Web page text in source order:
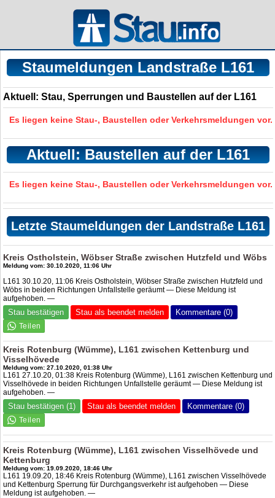
Staumeldungen Landstraße L161
Aktuell: Stau, Sperrungen und Baustellen auf der L161
Es liegen keine Stau-, Baustellen oder Verkehrsmeldungen vor.
Aktuell: Baustellen auf der L161
Es liegen keine Stau-, Baustellen oder Verkehrsmeldungen vor.
Letzte Staumeldungen der Landstraße L161
Kreis Ostholstein, Wöbser Straße zwischen Hutzfeld und Wöbs
Meldung vom: 30.10.2020, 11:06 Uhr
L161 30.10.20, 11:06 Kreis Ostholstein, Wöbser Straße zwischen Hutzfeld und
Wöbs in beiden Richtungen Unfallstelle geräumt — Diese Meldung ist
aufgehoben. —
Stau bestätigen Stau als beendet melden Kommentare (0)
Kreis Rotenburg (Wümme), L161 zwischen Kettenburg und
Visselhövede
Meldung vom: 27.10.2020, 01:38 Uhr
L161 27.10.20, 01:38 Kreis Rotenburg (Wümme), L161 zwischen Kettenburg und
Visselhövede in beiden Richtungen Unfallstelle geräumt — Diese Meldung ist
aufgehoben. —
Stau bestätigen (1) Stau als beendet melden Kommentare (0)
Kreis Rotenburg (Wümme), L161 zwischen Visselhövede und
Kettenburg
Meldung vom: 19.09.2020, 18:46 Uhr
L161 19.09.20, 18:46 Kreis Rotenburg (Wümme), L161 zwischen Visselhövede
und Kettenburg Sperrung für Durchgangsverkehr ist aufgehoben — Diese
Meldung ist aufgehoben. —